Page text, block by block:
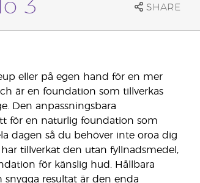
3 SHARE
eller på egen hand för en mer
är en foundation som tillverkas
Den anpassningsbara
för en naturlig foundation som
dagen så du behöver inte oroa dig
tillverkat den utan fyllnadsmedel,
för känslig hud. Hållbara
resultat är den enda